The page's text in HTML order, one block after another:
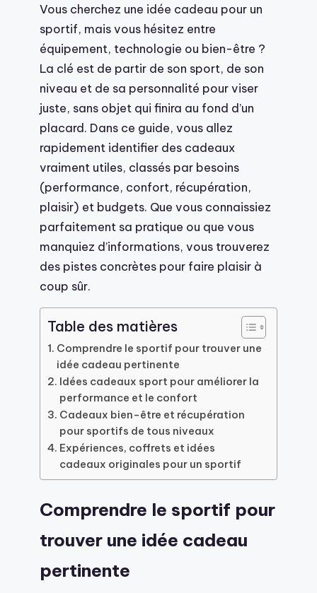
Vous cherchez une idée cadeau pour un
sportif, mais vous hésitez entre
équipement, technologie ou bien-être ?
La clé est de partir de son sport, de son
niveau et de sa personnalité pour viser
juste, sans objet qui finira au fond d’un
placard. Dans ce guide, vous allez
rapidement identifier des cadeaux
vraiment utiles, classés par besoins
(performance, confort, récupération,
plaisir) et budgets. Que vous connaissiez
parfaitement sa pratique ou que vous
manquiez d’informations, vous trouverez
des pistes concrètes pour faire plaisir à
coup sûr.
Table des matières
Comprendre le sportif pour trouver une
idée cadeau pertinente
Idées cadeaux sport pour améliorer la
performance et le confort
Cadeaux bien-être et récupération
pour sportifs de tous niveaux
Expériences, coffrets et idées
cadeaux originales pour un sportif
Comprendre le sportif pour
trouver une idée cadeau
pertinente